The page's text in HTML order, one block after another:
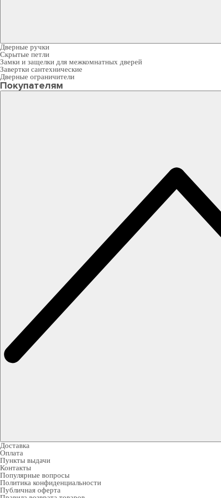
Дверные ручки
Скрытые петли
Замки и защелки для межкомнатных дверей
Завертки сантехнические
Дверные ограничители
Покупателям
Доставка
Оплата
Пункты выдачи
Контакты
Популярные вопросы
Политика конфиденциальности
Публичная оферта